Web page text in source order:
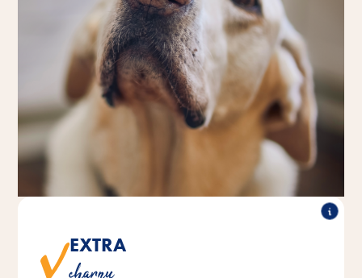
EXTRA
Toutes les variétés sont convaincantes avec plus de 95%